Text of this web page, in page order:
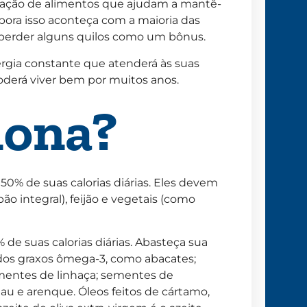
de alimentos que ajudam a mantê-
isso aconteça com a maioria das
alguns quilos como um bônus.
constante que atenderá às suas
viver bem por muitos anos.
de suas calorias diárias. Eles devem
integral), feijão e vegetais (como
suas calorias diárias. Abasteça sua
graxos ômega-3, como abacates;
de linhaça; sementes de
e arenque. Óleos feitos de cártamo,